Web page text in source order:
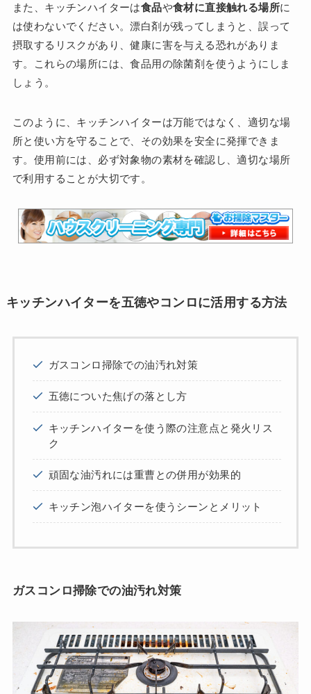
また、キッチンハイターは食品や食材に直接触れる場所に
は使わないでください。漂白剤が残ってしまうと、誤って
摂取するリスクがあり、健康に害を与える恐れがありま
す。これらの場所には、食品用の除菌剤を使うようにしま
しょう。
このように、キッチンハイターは万能ではなく、適切な場
所と使い方を守ることで、その効果を安全に発揮できま
す。使用前には、必ず対象物の素材を確認し、適切な場所
で利用することが大切です。
キッチンハイターを五徳やコンロに活用する方法
ガスコンロ掃除での油汚れ対策
五徳についた焦げの落とし方
キッチンハイターを使う際の注意点と発火リス
ク
頑固な油汚れには重曹との併用が効果的
キッチン泡ハイターを使うシーンとメリット
ガスコンロ掃除での油汚れ対策